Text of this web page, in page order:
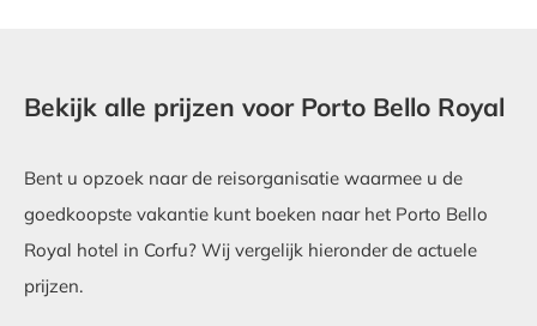
Bekijk alle prijzen voor Porto Bello Royal
Bent u opzoek naar de reisorganisatie waarmee u de
goedkoopste vakantie kunt boeken naar het Porto Bello
Royal hotel in Corfu? Wij vergelijk hieronder de actuele
prijzen.